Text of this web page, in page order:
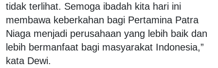
tidak terlihat. Semoga ibadah kita hari ini
membawa keberkahan bagi Pertamina Patra
Niaga menjadi perusahaan yang lebih baik dan
lebih bermanfaat bagi masyarakat Indonesia,”
kata Dewi.